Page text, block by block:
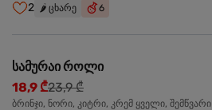
2 🌶️ ცხარე 6
სამურაი როლი
18,9 ₾23,9 ₾
ბრინჯი, ნორი, კიტრი, კრემ ყველი, შემწვარი